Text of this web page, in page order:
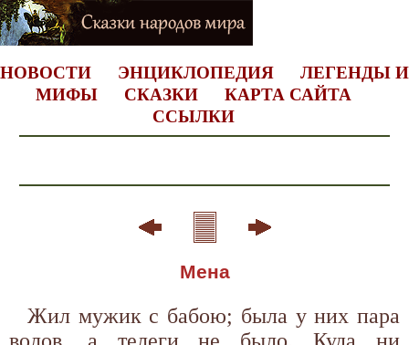
НОВОСТИ ЭНЦИКЛОПЕДИЯ
ЛЕГЕНДЫ И
МИФЫ
СКАЗКИ
КАРТА САЙТА
ССЫЛКИ
Мена
Жил мужик с бабою; была у них пара
волов, а телеги не было. Куда ни